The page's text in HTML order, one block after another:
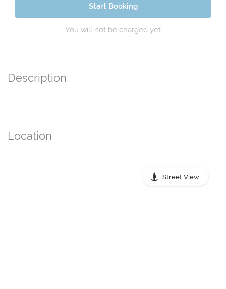
Start Booking
You will not be charged yet
Description
Location
Street View